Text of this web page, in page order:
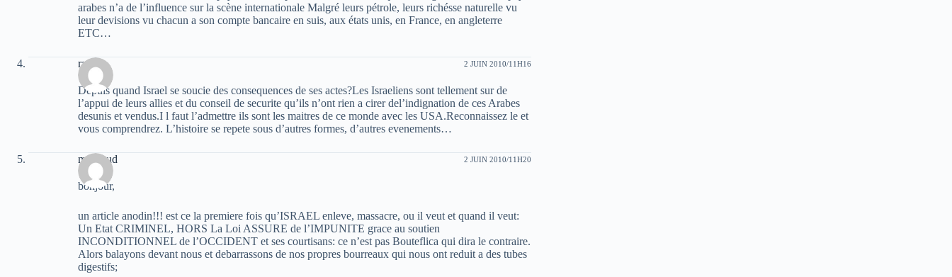
arabes n’a de l’influence sur la scène internationale Malgré leurs pétrole, leurs richésse naturelle vu
leur devisions vu chacun a son compte bancaire en suis, aux états unis, en France, en angleterre
ETC…
radia 2 JUIN 2010/11H16
Depuis quand Israel se soucie des consequences de ses actes?Les Israeliens sont tellement sur de
l’appui de leurs allies et du conseil de securite qu’ils n’ont rien a cirer del’indignation de ces Arabes
desunis et vendus.I l faut l’admettre ils sont les maitres de ce monde avec les USA.Reconnaissez le et
vous comprendrez. L’histoire se repete sous d’autres formes, d’autres evenements…
mouloud 2 JUIN 2010/11H20
bonjour,
un article anodin!!! est ce la premiere fois qu’ISRAEL enleve, massacre, ou il veut et quand il veut:
Un Etat CRIMINEL, HORS La Loi ASSURE de l’IMPUNITE grace au soutien
INCONDITIONNEL de l’OCCIDENT et ses courtisans: ce n’est pas Bouteflica qui dira le contraire.
Alors balayons devant nous et debarrassons de nos propres bourreaux qui nous ont reduit a des tubes
digestifs;